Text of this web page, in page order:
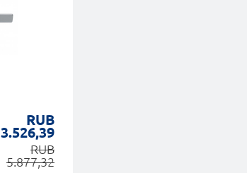
RUB
3.526,39
RUB
5.877,32